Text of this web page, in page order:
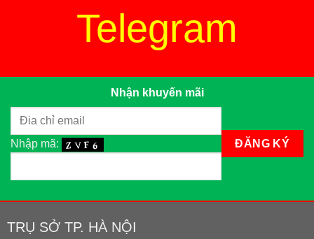
Telegram
Nhận khuyến mãi
Nhập mã:
TRỤ SỞ TP. HÀ NỘI